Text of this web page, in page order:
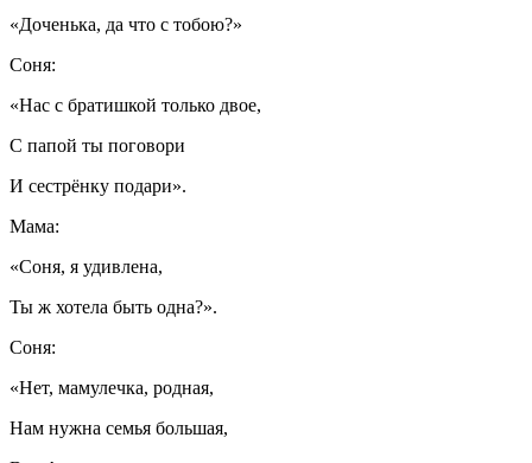
«Доченька, да что с тобою?»
Соня:
«Нас с братишкой только двое,
С папой ты поговори
И сестрёнку подари».
Мама:
«Соня, я удивлена,
Ты ж хотела быть одна?».
Соня:
«Нет, мамулечка, родная,
Нам нужна семья большая,